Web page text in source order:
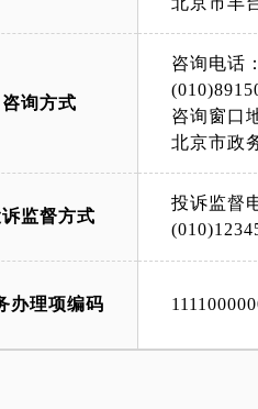
咨询方式
咨询电话：
咨询窗口
北京市政
监督方式
投诉监督
办理项编码